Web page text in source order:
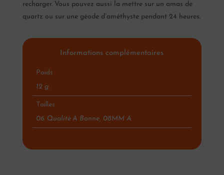
recharger. Vous pouvez aussi la mettre sur un amas de
quartz ou sur une géode d’améthyste pendant 24 heures.
Informations complémentaires
Poids
12 g
Tailles
06 Qualité A Bonne, 08MM A